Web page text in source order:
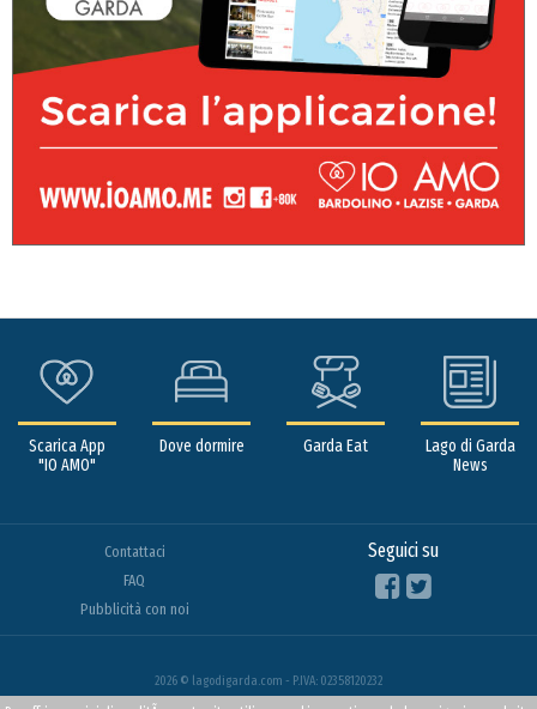
Scarica App
"IO AMO"
Dove dormire Garda Eat
Lago di Garda
News
Contattaci
FAQ
Pubblicità con noi
Seguici su
2026 © lagodigarda.com - P.IVA: 02358120232